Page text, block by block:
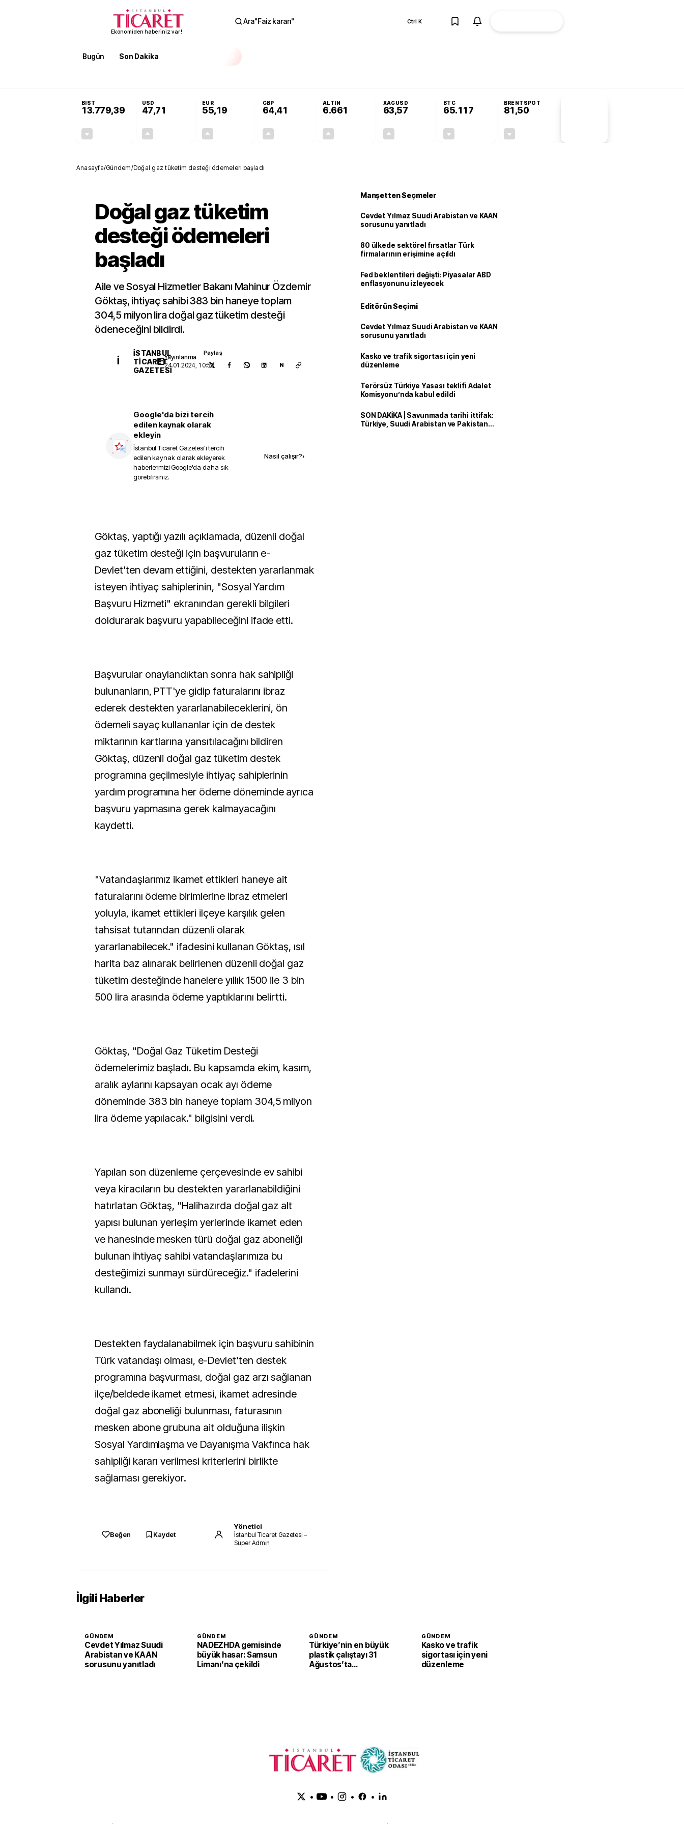
Ekonomiden haberiniz var!
Ara"Faiz kararı" Ctrl K
Bugün Son Dakika
BIST
13.779,39
USD
47,71
EUR
55,19
GBP
64,41
ALTIN
6.661
XAGUSD
63,57
BTC
65.117
BRENTSPOT
81,50
Anasayfa/Gündem/Doğal gaz tüketim desteği ödemeleri başladı
Doğal gaz tüketim
desteği ödemeleri
başladı
Aile ve Sosyal Hizmetler Bakanı Mahinur Özdemir
Göktaş, ihtiyaç sahibi 383 bin haneye toplam
304,5 milyon lira doğal gaz tüketim desteği
ödeneceğini bildirdi.
İ
İSTANBUL
TICARET
GAZETESI
Yayınlanma
24.01.2024, 10:53
Paylaş
N
Google'da bizi tercih
edilen kaynak olarak
ekleyin
İstanbul Ticaret Gazetesi'i tercih
edilen kaynak olarak ekleyerek
haberlerimizi Google'da daha sık
görebilirsiniz.
Nasıl çalışır?›
Göktaş, yaptığı yazılı açıklamada, düzenli doğal
gaz tüketim desteği için başvuruların e-
Devlet'ten devam ettiğini, destekten yararlanmak
isteyen ihtiyaç sahiplerinin, "Sosyal Yardım
Başvuru Hizmeti" ekranından gerekli bilgileri
doldurarak başvuru yapabileceğini ifade etti.
Başvurular onaylandıktan sonra hak sahipliği
bulunanların, PTT'ye gidip faturalarını ibraz
ederek destekten yararlanabileceklerini, ön
ödemeli sayaç kullananlar için de destek
miktarının kartlarına yansıtılacağını bildiren
Göktaş, düzenli doğal gaz tüketim destek
programına geçilmesiyle ihtiyaç sahiplerinin
yardım programına her ödeme döneminde ayrıca
başvuru yapmasına gerek kalmayacağını
kaydetti.
"Vatandaşlarımız ikamet ettikleri haneye ait
faturalarını ödeme birimlerine ibraz etmeleri
yoluyla, ikamet ettikleri ilçeye karşılık gelen
tahsisat tutarından düzenli olarak
yararlanabilecek." ifadesini kullanan Göktaş, ısıl
harita baz alınarak belirlenen düzenli doğal gaz
tüketim desteğinde hanelere yıllık 1500 ile 3 bin
500 lira arasında ödeme yaptıklarını belirtti.
Göktaş, "Doğal Gaz Tüketim Desteği
ödemelerimiz başladı. Bu kapsamda ekim, kasım,
aralık aylarını kapsayan ocak ayı ödeme
döneminde 383 bin haneye toplam 304,5 milyon
lira ödeme yapılacak." bilgisini verdi.
Yapılan son düzenleme çerçevesinde ev sahibi
veya kiracıların bu destekten yararlanabildiğini
hatırlatan Göktaş, "Halihazırda doğal gaz alt
yapısı bulunan yerleşim yerlerinde ikamet eden
ve hanesinde mesken türü doğal gaz aboneliği
bulunan ihtiyaç sahibi vatandaşlarımıza bu
desteğimizi sunmayı sürdüreceğiz." ifadelerini
kullandı.
Destekten faydalanabilmek için başvuru sahibinin
Türk vatandaşı olması, e-Devlet'ten destek
programına başvurması, doğal gaz arzı sağlanan
ilçe/beldede ikamet etmesi, ikamet adresinde
doğal gaz aboneliği bulunması, faturasının
mesken abone grubuna ait olduğuna ilişkin
Sosyal Yardımlaşma ve Dayanışma Vakfınca hak
sahipliği kararı verilmesi kriterlerini birlikte
sağlaması gerekiyor.
Beğen Kaydet
Yönetici
İstanbul Ticaret Gazetesi –
Süper Admin
Manşetten Seçmeler
Cevdet Yılmaz Suudi Arabistan ve KAAN
sorusunu yanıtladı
80 ülkede sektörel fırsatlar Türk
firmalarının erişimine açıldı
Fed beklentileri değişti: Piyasalar ABD
enflasyonunu izleyecek
Editörün Seçimi
Cevdet Yılmaz Suudi Arabistan ve KAAN
sorusunu yanıtladı
Kasko ve trafik sigortası için yeni
düzenleme
Terörsüz Türkiye Yasası teklifi Adalet
Komisyonu’nda kabul edildi
SON DAKİKA | Savunmada tarihi ittifak:
Türkiye, Suudi Arabistan ve Pakistan
İlgili Haberler
GÜNDEM
Cevdet Yılmaz Suudi
Arabistan ve KAAN
sorusunu yanıtladı
GÜNDEM
NADEZHDA gemisinde
büyük hasar: Samsun
Limanı’na çekildi
GÜNDEM
Türkiye’nin en büyük
plastik çalıştayı 31
Ağustos’ta
GÜNDEM
Kasko ve trafik
sigortası için yeni
düzenleme
• • • •